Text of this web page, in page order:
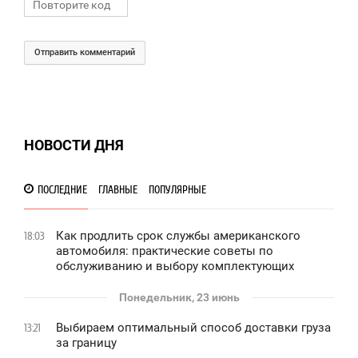
Отправить комментарий
НОВОСТИ ДНЯ
ПОСЛЕДНИЕ ГЛАВНЫЕ ПОПУЛЯРНЫЕ
18:03
Как продлить срок службы американского
автомобиля: практические советы по
обслуживанию и выбору комплектующих
Понедельник, 23 июнь
13:21
Выбираем оптимальный способ доставки груза
за границу